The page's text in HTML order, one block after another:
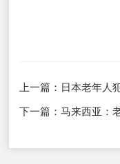
上一篇： 日本老年人
下一篇：马来西亚：